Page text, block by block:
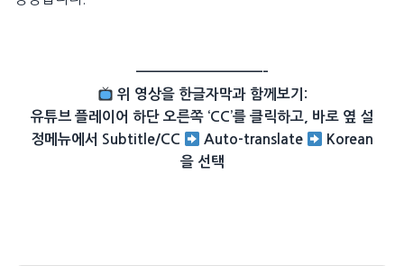
——————————–
위 영상을 한글자막과 함께보기:
유튜브 플레이어 하단 오른쪽 ‘CC’를 클릭하고, 바로 옆 설
정메뉴에서 Subtitle/CC
Auto-translate
Korean
을 선택